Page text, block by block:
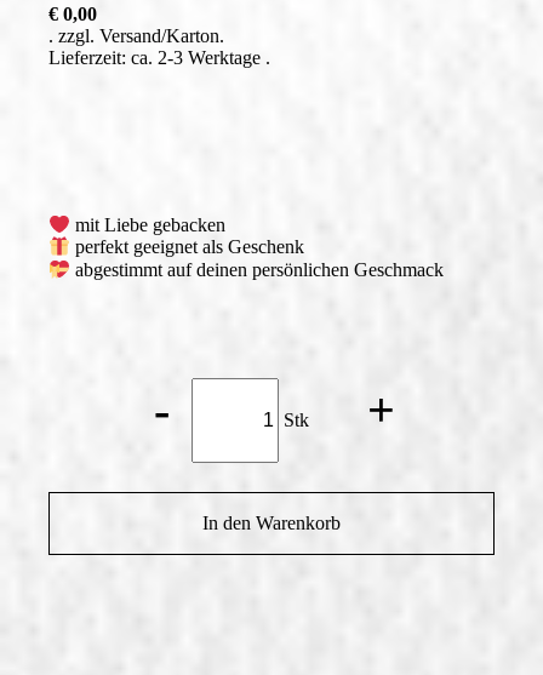
€ 0,00
zzgl. Versand
Lieferzeit: ca. 2-3 Werktage
mit Liebe gebacken
perfekt geeignet als Geschenk
abgestimmt auf deinen persönlichen Geschmack
- Stk +
In den Warenkorb